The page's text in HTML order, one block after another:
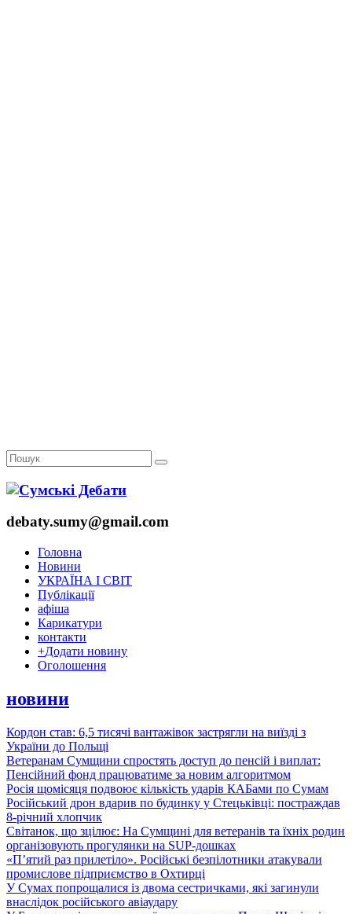
debaty.sumy@gmail.com
Головна
Новини
УКРАЇНА І СВІТ
Публікації
афіша
Карикатури
контакти
+Додати новину
Оголошення
новини
Кордон став: 6,5 тисячі вантажівок застрягли на виїзді з
України до Польщі
Ветеранам Сумщини спростять доступ до пенсій і виплат:
Пенсійний фонд працюватиме за новим алгоритмом
Росія щомісяця подвоює кількість ударів КАБами по Сумам
Російський дрон вдарив по будинку у Стецьківці: постраждав
8-річний хлопчик
Світанок, що зцілює: На Сумщині для ветеранів та їхніх родин
організовують прогулянки на SUP-дошках
«П’ятий раз прилетіло». Російські безпілотники атакували
промислове підприємство в Охтирці
У Сумах попрощалися із двома сестричками, які загинули
внаслідок російського авіаудару